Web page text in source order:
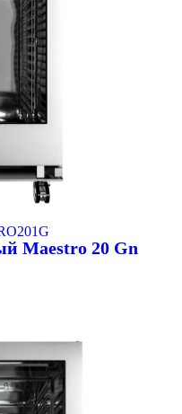
Maestro 20 Gn